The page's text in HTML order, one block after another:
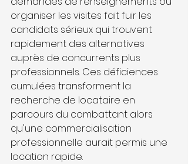
organiser les visites fait fuir les
candidats sérieux qui trouvent
rapidement des alternatives
auprès de concurrents plus
professionnels. Ces déficiences
cumulées transforment la
recherche de locataire en
parcours du combattant alors
qu'une commercialisation
professionnelle aurait permis une
location rapide.